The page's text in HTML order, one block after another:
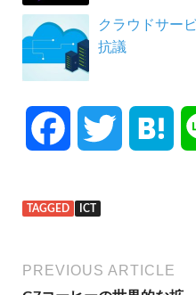
クラウドサー
抗議
c
e t
TAGGED ICT
PREVIOUS ARTICLE